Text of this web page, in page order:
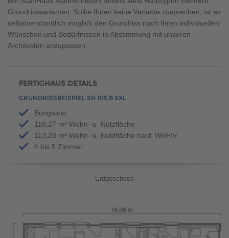
Grundrissvarianten. Sollte Ihnen keine Variante zusprechen, ist es
selbstverständlich möglich den Grundriss nach Ihren individuellen
Wünschen und Bedürfnissen in Abstimmung mit unseren
Architekten anzupassen.
FERTIGHAUS DETAILS
GRUNDRISSBEISPIEL SH 105 B XXL
Bungalow
116,27 m² Wohn- u. Nutzfläche
113,28 m² Wohn- u. Nutzfläche nach WoFIV
4 bis 5 Zimmer
Erdgeschoss